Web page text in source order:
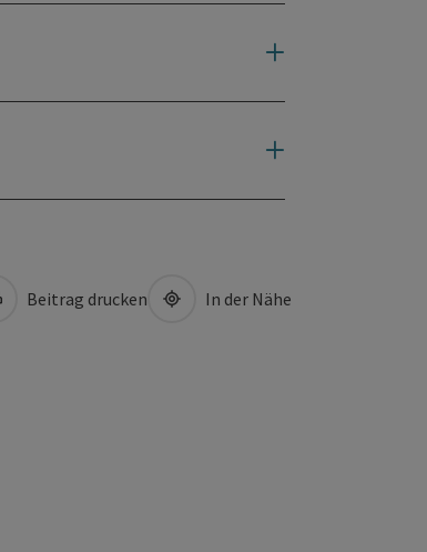
Beitrag drucken In der Nähe